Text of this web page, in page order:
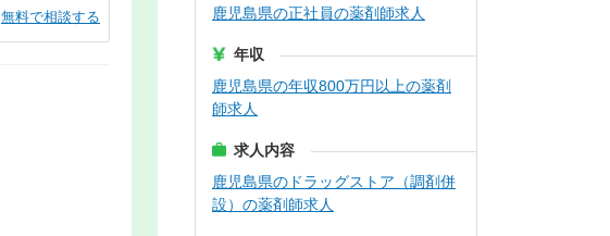
無料で相談する
鹿児島県の正社員の薬剤師求人
年収
鹿児島県の年収800万円以上の薬剤
師求人
求人内容
鹿児島県のドラッグストア（調剤併
設）の薬剤師求人